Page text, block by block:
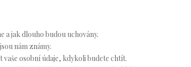
a jak dlouho budou uchovány.
nám známy.
osobní údaje, kdykoli budete chtít.